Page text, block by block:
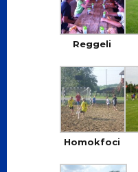
Reggeli
Homokfoci